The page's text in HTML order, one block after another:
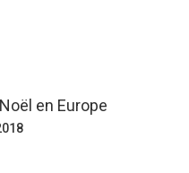
en Europe